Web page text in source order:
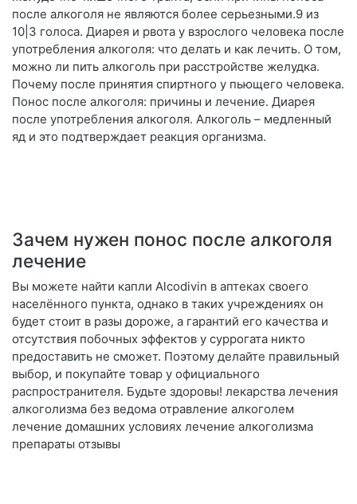
после алкоголя не являются более серьезными.9 из
10|3 голоса. Диарея и рвота у взрослого человека после
употребления алкоголя: что делать и как лечить. О том,
можно ли пить алкоголь при расстройстве желудка.
Почему после принятия спиртного у пьющего человека.
Понос после алкоголя: причины и лечение. Диарея
после употребления алкоголя. Алкоголь – медленный
яд и это подтверждает реакция организма.
Зачем нужен понос после алкоголя
лечение
Вы можете найти капли Alcodivin в аптеках своего
населённого пункта, однако в таких учреждениях он
будет стоит в разы дороже, а гарантий его качества и
отсутствия побочных эффектов у суррогата никто
предоставить не сможет. Поэтому делайте правильный
выбор, и покупайте товар у официального
распространителя. Будьте здоровы! лекарства лечения
алкоголизма без ведома отравление алкоголем
лечение домашних условиях лечение алкоголизма
препараты отзывы